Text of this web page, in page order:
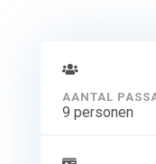
9 personen